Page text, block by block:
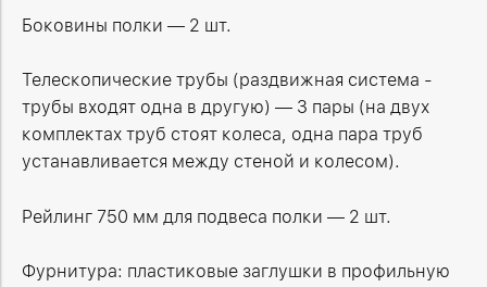
Боковины полки — 2 шт.
Телескопические трубы (раздвижная система -
трубы входят одна в другую) — 3 пары (на двух
комплектах труб стоят колеса, одна пара труб
устанавливается между стеной и колесом).
Рейлинг 750 мм для подвеса полки — 2 шт.
Фурнитура: пластиковые заглушки в профильную